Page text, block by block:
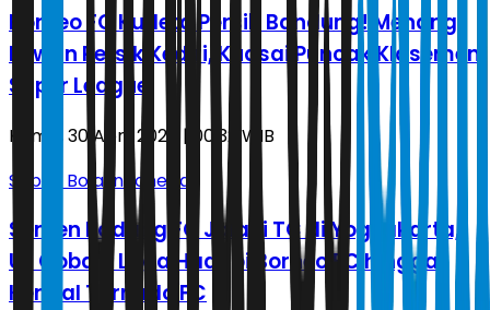
Borneo FC Kudeta Persib Bandung! Menang
Lawan Persik Kediri, Kuasai Puncak Klasemen
Super League
Kamis, 30 April 2026 | 00.32 WIB
Sepak Bola Indonesia
Semen Padang FC Jalani TC di Yogyakarta,
Uji Coba 5 Laga Hadapi Borneo FC hingga
Kendal Tornado FC